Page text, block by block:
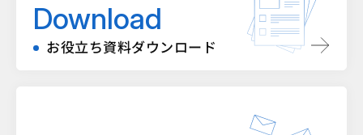
Download
お役立ち資料ダウンロード